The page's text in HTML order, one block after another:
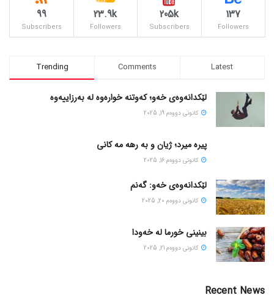
137
Followers
205k
Subscribers
23.9k
Followers
99
Subscribers
Trending Comments Latest
لێکدانەوەی خەو؛ کەوتنە خوارەوە لە بەرزاییەوە
كانونی دووه‌م 19, 2025
پیره میرد؛ ژیان و به رهه مه کانی
كانونی دووه‌م 16, 2025
لێکدانەوەی خەو: گەنم
كانونی دووه‌م 20, 2025
بینینی خورما لە خەودا
كانونی دووه‌م 21, 2025
Recent News